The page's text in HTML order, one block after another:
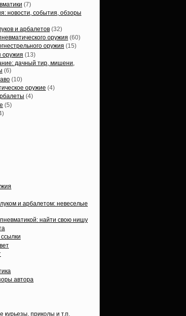
(7)
новости, события, обзоры
и арбалетов (32)
оружия (60)
оружия (15)
оружия (13)
дачный тир, мишени,
(6)
(10)
оружие (4)
(4)
(5)
и арбалетом: невеселые
найти свою нишу
автора
курьезы, приколы и т.п.